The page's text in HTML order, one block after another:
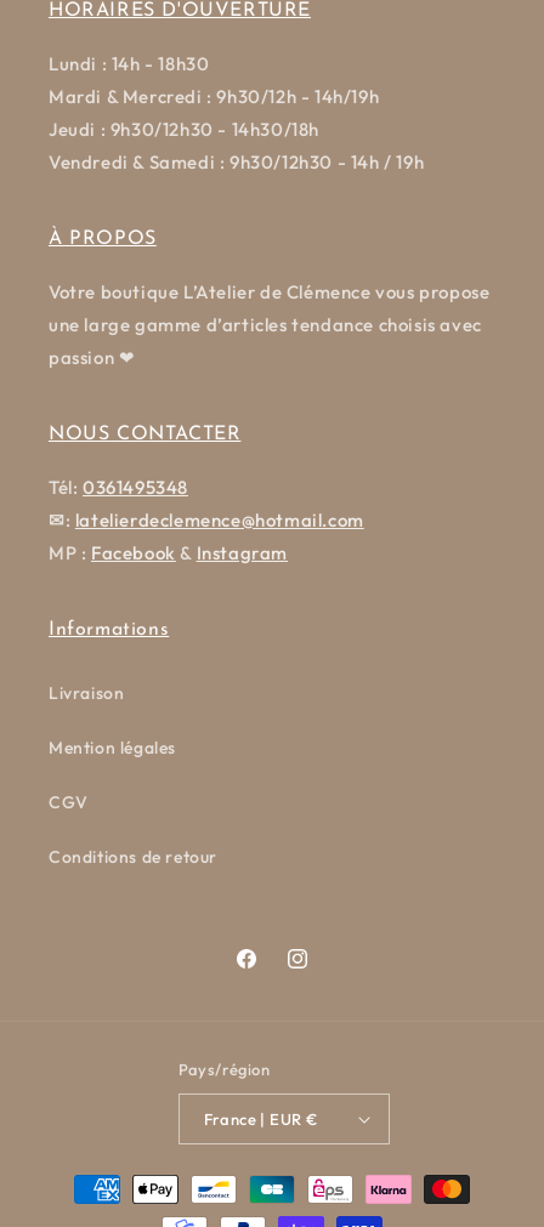
HORAIRES D'OUVERTURE
Lundi : 14h - 18h30
Mardi & Mercredi : 9h30/12h - 14h/19h
Jeudi : 9h30/12h30 - 14h30/18h
Vendredi & Samedi : 9h30/12h30 - 14h / 19h
À PROPOS
Votre boutique L’Atelier de Clémence vous propose
une large gamme d’articles tendance choisis avec
passion ❤
NOUS CONTACTER
Tél:0361495348
✉: latelierdeclemence@hotmail.com
MP : Facebook & Instagram
Informations
Livraison
Mention légales
CGV
Conditions de retour
FacebookInstagram
Pays/région
France | EUR €
Moyens